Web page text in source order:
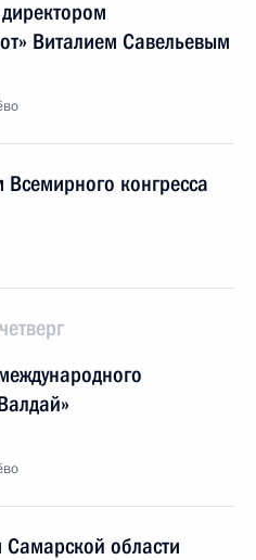
Виталием Савельевым
Всемирного конгресса
Самарской области